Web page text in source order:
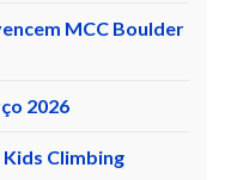
MCC Boulder
2026
Kids Climbing